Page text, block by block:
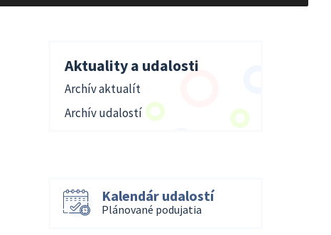
Aktuality a udalosti
Archív aktualít
Archív udalostí
Kalendár udalostí
Plánované podujatia